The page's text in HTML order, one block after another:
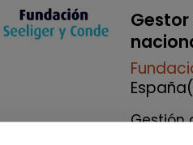
Gestión